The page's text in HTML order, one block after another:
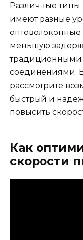
Различные типы
имеют разные
меньшую
традиционными
соединениями.
рассмотрите
быстрый и
повысить
Как
скорости